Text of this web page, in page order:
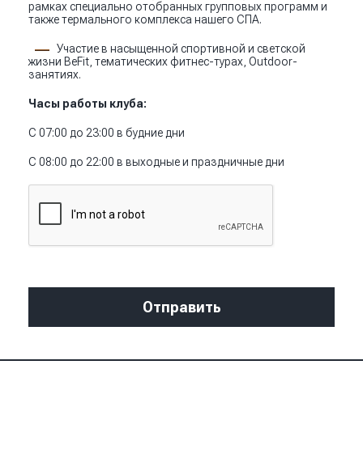
рамках специально отобранных групповых программ и
также термального комплекса нашего СПА.
Участие в насыщенной спортивной и светской
жизни BeFit, тематических фитнес-турах, Outdoor-
занятиях.
Часы работы клуба:
С 07:00 до 23:00 в будние дни
С 08:00 до 22:00 в выходные и праздничные дни